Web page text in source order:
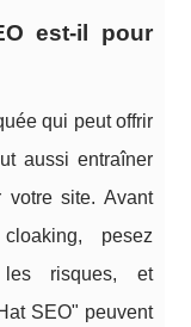
est-il pour
qui peut offrir
aussi entraîner
votre site. Avant
pesez
les risques, et
SEO" peuvent